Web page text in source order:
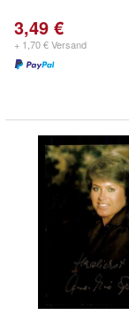
3,49 €
+ 1,70 € Versand